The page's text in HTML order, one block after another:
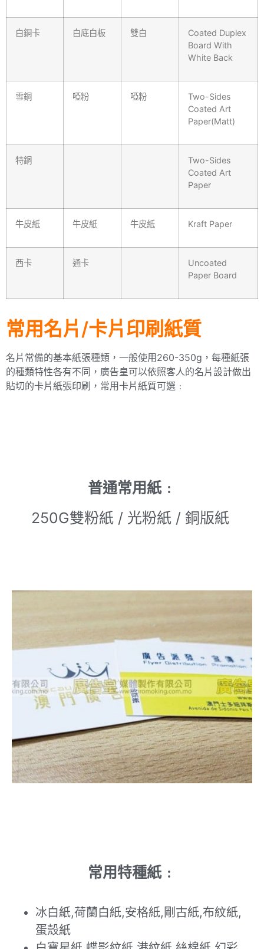
白銅卡 白底白板 雙白
Coated Duplex
Board With
White Back
雪銅 啞粉 啞粉
Two-Sides
Coated Art
Paper(Matt)
特銅
Two-Sides
Coated Art
Paper
牛皮紙 牛皮紙 牛皮紙 Kraft Paper
西卡 通卡
Uncoated
Paper Board
常用名片/卡片印刷紙質
名片常備的基本紙張種類，一般使用260-350g，每種紙張
的種類特性各有不同，廣告皇可以依照客人的名片設計做出
貼切的卡片紙張印刷，常用卡片紙質可選﹕
普通常用紙﹕
250G雙粉紙 / 光粉紙 / 銅版紙
常用特種紙﹕
冰白紙,荷蘭白紙,安格紙,剛古紙,布紋紙,
蛋殼紙